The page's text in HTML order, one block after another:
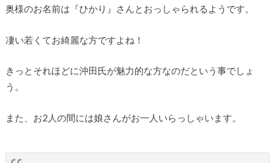
奥様のお名前は『ひかり』さんとおっしゃられるようです。
凄い若くてお綺麗な方ですよね！
きっとそれほどに沖田氏が魅力的な方なのだという事でしょ
う。
また、お2人の間には娘さんがお一人いらっしゃいます。